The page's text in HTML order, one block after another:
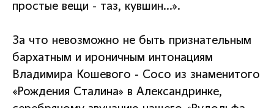
простые вещи - таз, кувшин…».
За что невозможно не быть признательным
бархатным и ироничным интонациям
Владимира Кошевого - Сосо из знаменитого
«Рождения Сталина» в Александринке,